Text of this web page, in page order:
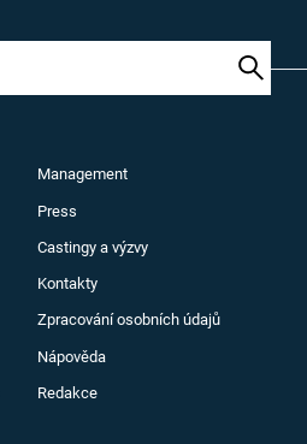
Management
Press
Castingy a výzvy
Kontakty
Zpracování osobních údajů
Nápověda
Redakce